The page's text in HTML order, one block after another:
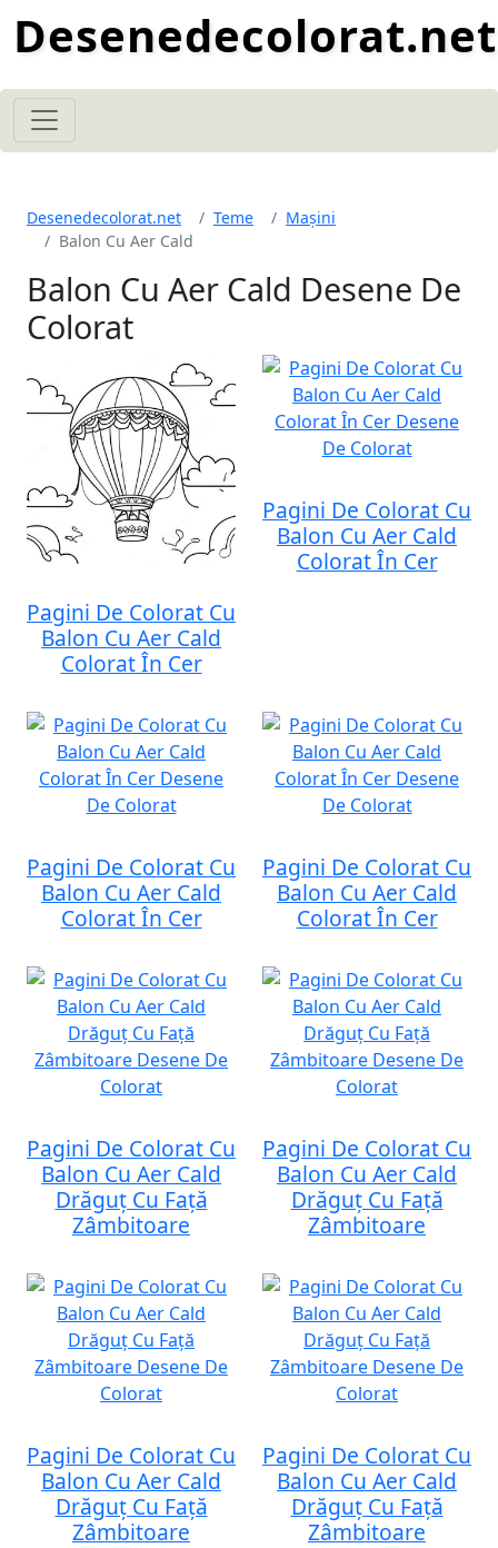
Desenedecolorat.net
Desenedecolorat.net Teme
Mașini
Balon Cu Aer Cald
Balon Cu Aer Cald Desene De
Colorat
Pagini De Colorat Cu
Balon Cu Aer Cald
Colorat În Cer
Pagini De Colorat Cu
Balon Cu Aer Cald
Colorat În Cer
Pagini De Colorat Cu
Balon Cu Aer Cald
Colorat În Cer
Pagini De Colorat Cu
Balon Cu Aer Cald
Colorat În Cer
Pagini De Colorat Cu
Balon Cu Aer Cald
Drăguț Cu Față
Zâmbitoare
Pagini De Colorat Cu
Balon Cu Aer Cald
Drăguț Cu Față
Zâmbitoare
Pagini De Colorat Cu
Balon Cu Aer Cald
Drăguț Cu Față
Zâmbitoare
Pagini De Colorat Cu
Balon Cu Aer Cald
Drăguț Cu Față
Zâmbitoare